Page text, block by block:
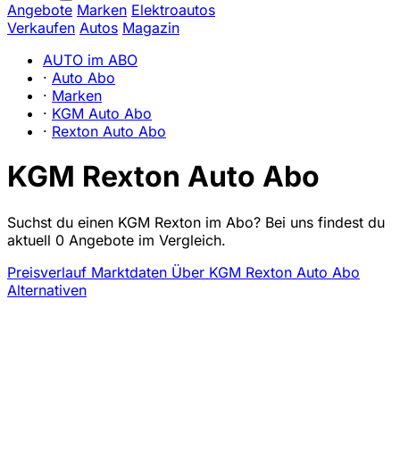
Angebote Marken Elektroautos
Verkaufen Autos Magazin
AUTO im ABO
· Auto Abo
· Marken
· KGM Auto Abo
· Rexton Auto Abo
KGM Rexton Auto Abo
Suchst du einen KGM Rexton im Abo? Bei uns findest du
aktuell 0 Angebote im Vergleich.
Preisverlauf Marktdaten Über KGM Rexton Auto Abo
Alternativen